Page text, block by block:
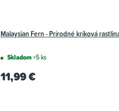
Malaysian Fern - Prírodné kríková
Skladom>5 ks
11,99 €